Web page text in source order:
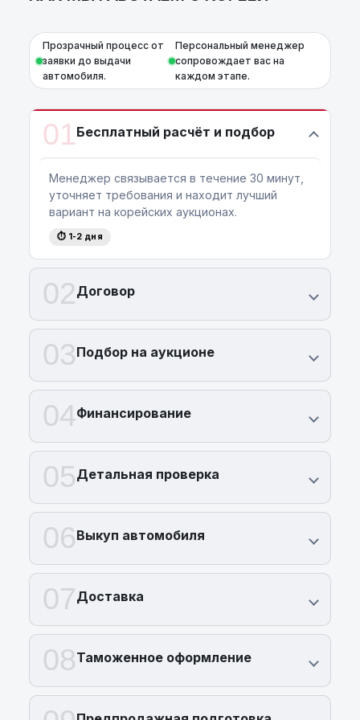
Прозрачный процесс от
заявки до выдачи
автомобиля.
Персональный менеджер
сопровождает вас на
каждом этапе.
01Бесплатный расчёт и подбор
Менеджер связывается в течение 30 минут,
уточняет требования и находит лучший
вариант на корейских аукционах.
⏱ 1-2 дня
02Договор
03Подбор на аукционе
04Финансирование
05Детальная проверка
06Выкуп автомобиля
07Доставка
08Таможенное оформление